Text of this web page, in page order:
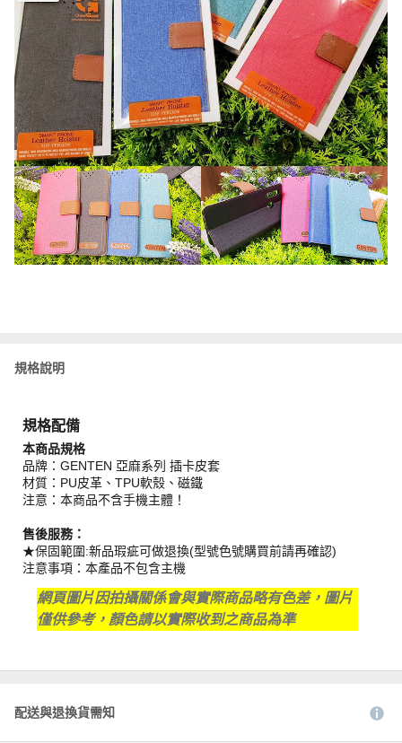
規格說明
規格配備
本商品規格
品牌：GENTEN 亞麻系列 插卡皮套
材質：PU皮革、TPU軟殼、磁鐵
注意：本商品不含手機主體！
售後服務：
★保固範圍:新品瑕疵可做退換(型號色號購買前請再確認)
注意事項：本產品不包含主機
網頁圖片因拍攝關係會與實際商品略有色差，圖片
僅供參考，顏色請以實際收到之商品為準
配送與退換貨需知